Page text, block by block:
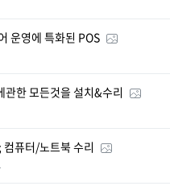
운영에 특화된 POS
한 모든것을 설치&수리
퓨터/노트북 수리